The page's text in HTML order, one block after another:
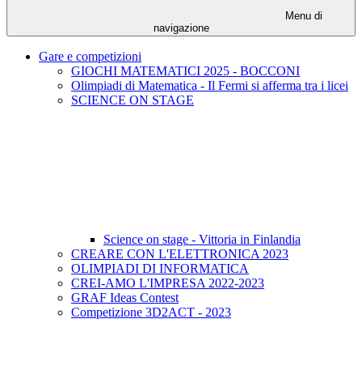
Menu di
navigazione
Gare e competizioni
GIOCHI MATEMATICI 2025 - BOCCONI
Olimpiadi di Matematica - Il Fermi si afferma tra i licei
SCIENCE ON STAGE
Science on stage - Vittoria in Finlandia
CREARE CON L'ELETTRONICA 2023
OLIMPIADI DI INFORMATICA
CREI-AMO L'IMPRESA 2022-2023
GRAF Ideas Contest
Competizione 3D2ACT - 2023